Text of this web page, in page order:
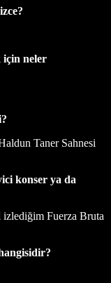
için neler
Taner Sahnesi
konser ya da
izlediğim Fuerza Bruta